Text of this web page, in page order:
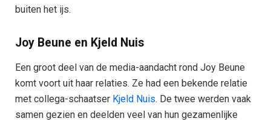
buiten het ijs.
Joy Beune en Kjeld Nuis
Een groot deel van de media-aandacht rond Joy Beune
komt voort uit haar relaties. Ze had een bekende relatie
met collega-schaatser Kjeld Nuis. De twee werden vaak
samen gezien en deelden veel van hun gezamenlijke